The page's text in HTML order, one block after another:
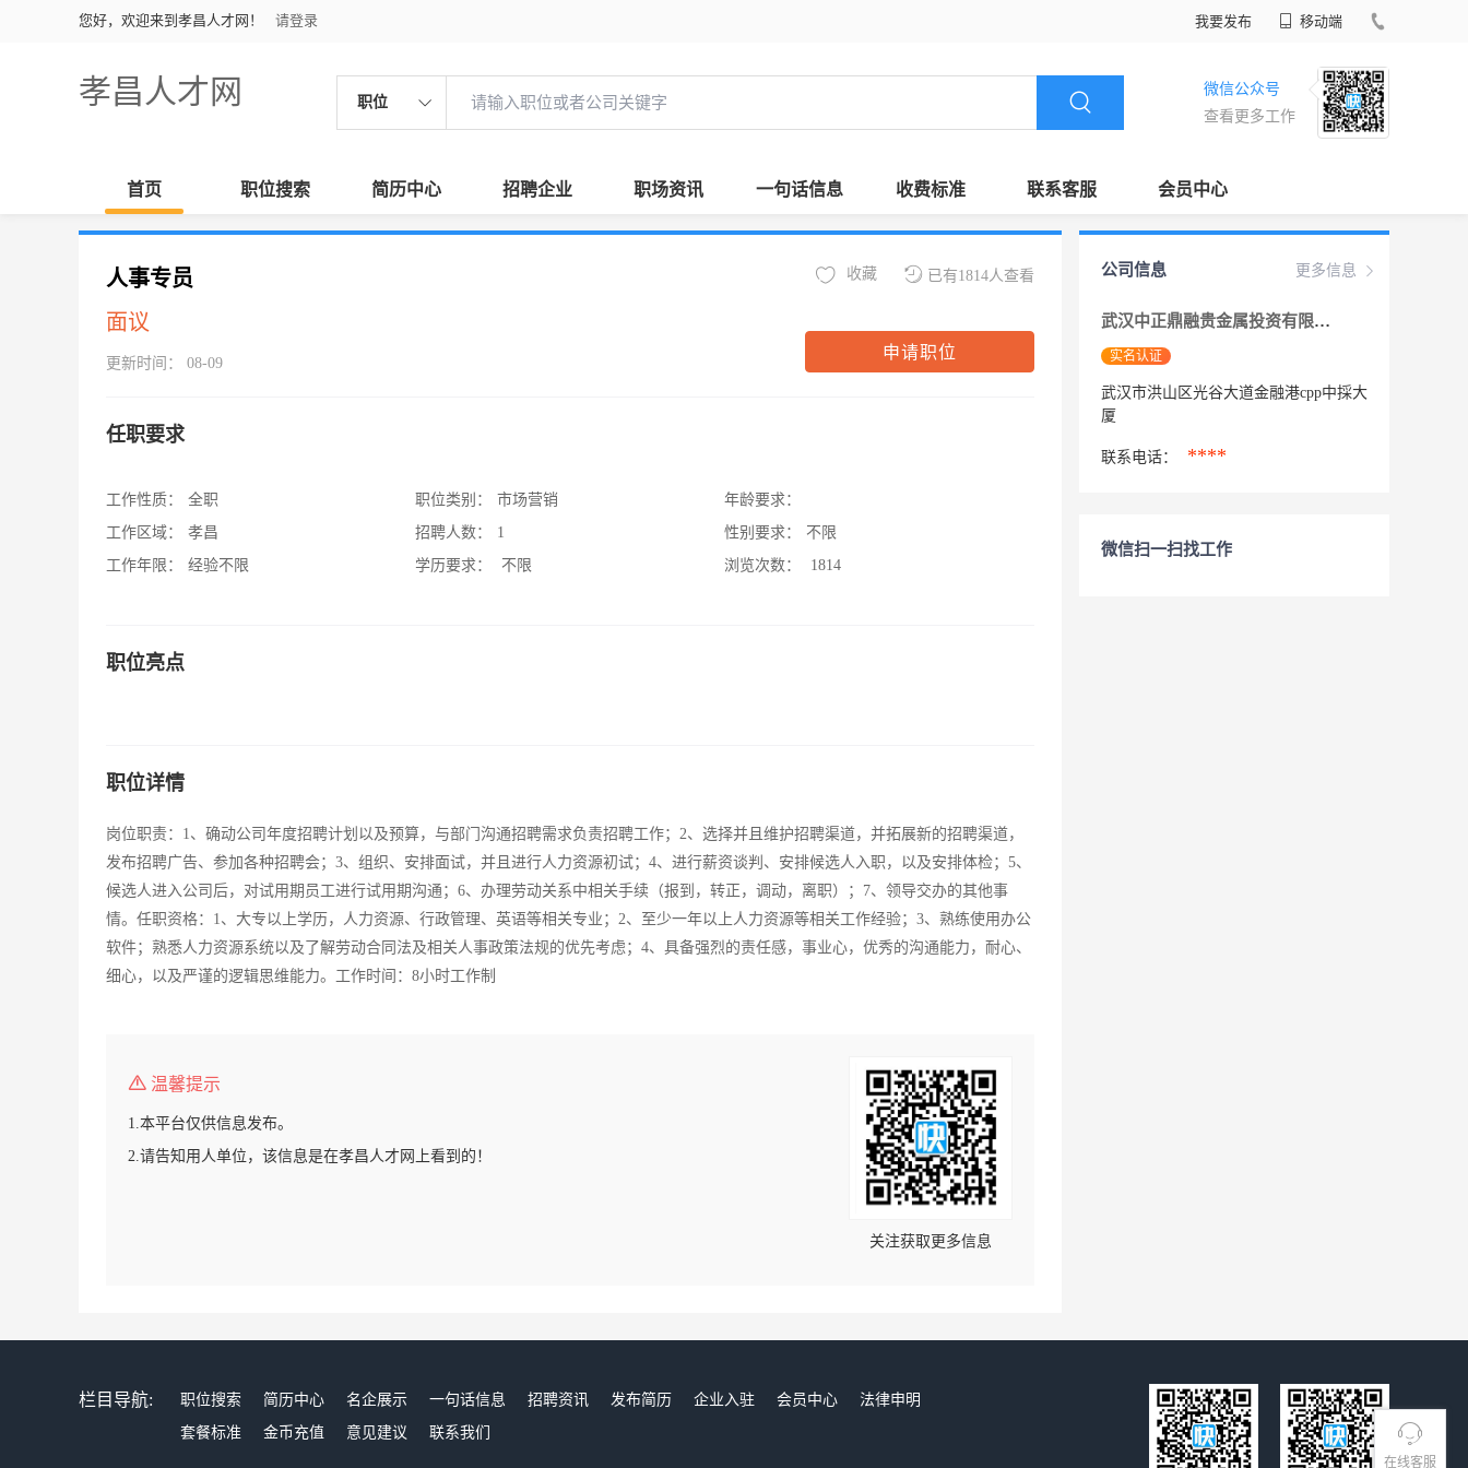
您好，欢迎来到孝昌人才网！ 请登录 我要发布 移动端
孝昌人才网 职位
微信公众号
查看更多工作
首页 职位搜索 简历中心 招聘企业 职场资讯 一句话信息 收费标准 联系客服 会员中心
在线客服
人事专员
面议
更新时间： 08-09
已有1814人查看
收藏
申请职位
任职要求
工作性质：
全职
工作区域：
孝昌
工作年限：
经验不限
职位类别：
市场营销
招聘人数：
1
学历要求：
不限
年龄要求：
性别要求：
不限
浏览次数：
1814
职位亮点
职位详情
岗位职责：1、确动公司年度招聘计划以及预算，与部门沟通招聘需求负责招聘工作；2、选择并且维护招聘渠道，并拓展新的招聘渠道，
发布招聘广告、参加各种招聘会；3、组织、安排面试，并且进行人力资源初试；4、进行薪资谈判、安排候选人入职，以及安排体检；5、
候选人进入公司后，对试用期员工进行试用期沟通；6、办理劳动关系中相关手续（报到，转正，调动，离职）；7、领导交办的其他事
情。任职资格：1、大专以上学历，人力资源、行政管理、英语等相关专业；2、至少一年以上人力资源等相关工作经验；3、熟练使用办公
软件；熟悉人力资源系统以及了解劳动合同法及相关人事政策法规的优先考虑；4、具备强烈的责任感，事业心，优秀的沟通能力，耐心、
细心，以及严谨的逻辑思维能力。工作时间：8小时工作制
温馨提示
1.本平台仅供信息发布。
2.请告知用人单位，该信息是在孝昌人才网上看到的！
关注获取更多信息
更多信息
公司信息
武汉中正鼎融贵金属投资有限公司
实名认证
武汉市洪山区光谷大道金融港cpp中採大
厦
联系电话： ****
微信扫一扫找工作
栏目导航: 职位搜索 简历中心 名企展示 一句话信息 招聘资讯 发布简历 企业入驻 会员中心
法律申明
套餐标准
金币充值 意见建议 联系我们